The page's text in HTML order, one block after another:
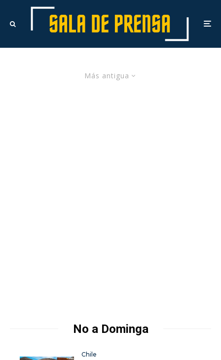
Más antigua
No a Dominga
Chile